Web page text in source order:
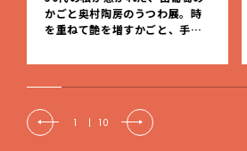
かごと奥村陶房のうつわ展。時
を重ねて艶を増すかごと、手仕
EE DAYS club tanpopo】
1 | 10